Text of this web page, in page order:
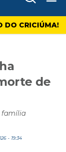
DO CRICIÚMA!
de
família
- 19:34